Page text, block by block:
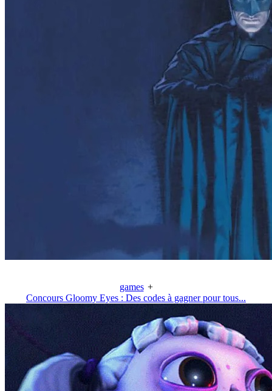
games +
Concours Gloomy Eyes : Des codes à gagner pour tous...